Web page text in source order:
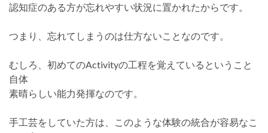
認知症のある方が忘れやすい状況に置かれたからです。
つまり、忘れてしまうのは仕方ないことなのです。
むしろ、初めてのActivityの工程を覚えているということ
自体
素晴らしい能力発揮なのです。
手工芸をしていた方は、このような体験の統合が容易なこ